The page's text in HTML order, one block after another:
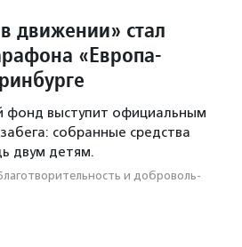
движении» стал
«Европа-
фонд выступит официальным
собранные средства
двум детям.
и доброволь­